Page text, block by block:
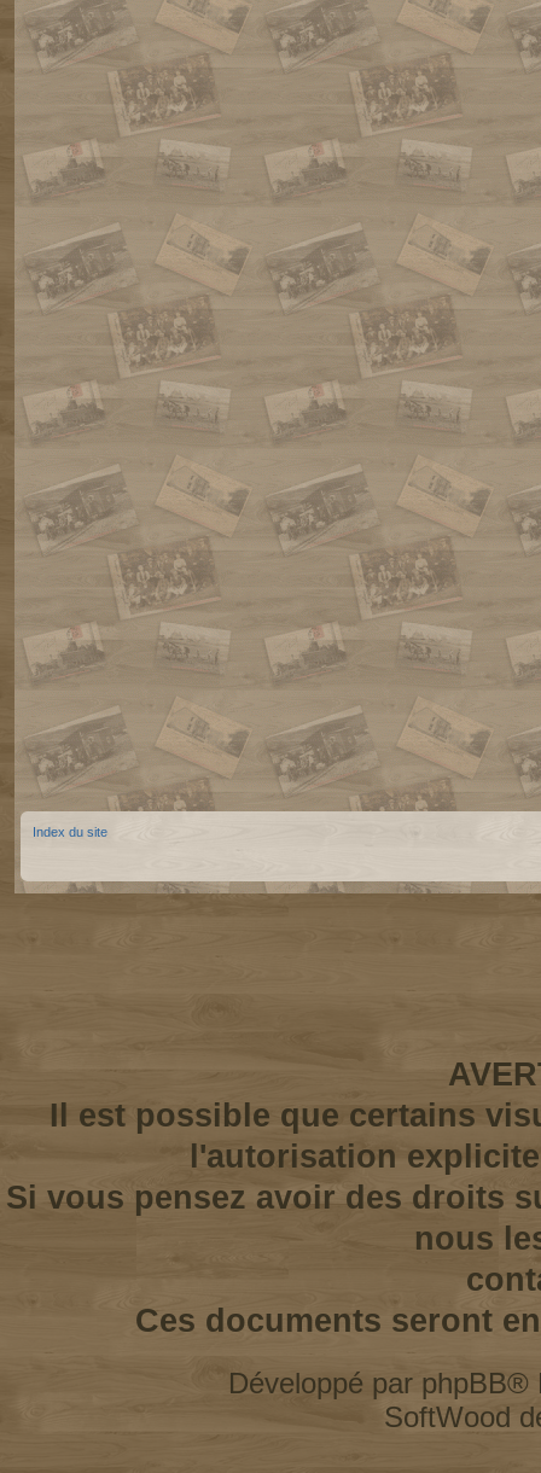
Index du site
Il est possible que certains
l'autorisation
Si vous pensez avoir des droits
nous
Ces documents seront
Développé par phpBB®
SoftWood